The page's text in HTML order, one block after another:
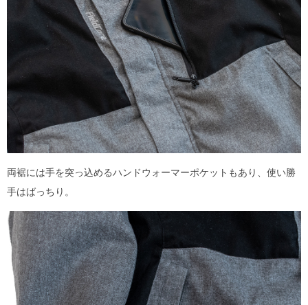
両裾には手を突っ込めるハンドウォーマーポケットもあり、使い勝
手はばっちり。